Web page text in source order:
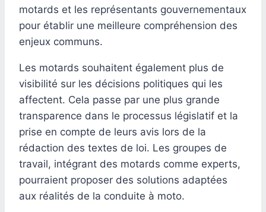
motards et les représentants gouvernementaux
pour établir une meilleure compréhension des
enjeux communs.
Les motards souhaitent également plus de
visibilité sur les décisions politiques qui les
affectent. Cela passe par une plus grande
transparence dans le processus législatif et la
prise en compte de leurs avis lors de la
rédaction des textes de loi. Les groupes de
travail, intégrant des motards comme experts,
pourraient proposer des solutions adaptées
aux réalités de la conduite à moto.